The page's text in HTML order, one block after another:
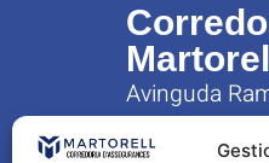
Avinguda